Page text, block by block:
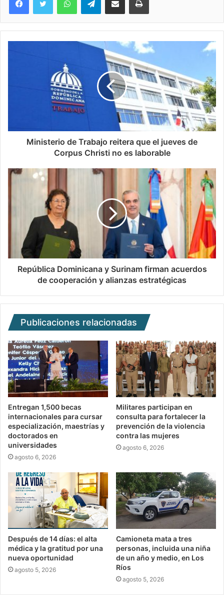
Ministerio de Trabajo reitera que el jueves de
Corpus Christi no es laborable
República Dominicana y Surinam firman acuerdos
de cooperación y alianzas estratégicas
Publicaciones relacionadas
Entregan 1,500 becas
internacionales para cursar
especialización, maestrías y
doctorados en
universidades
agosto 6, 2026
Militares participan en
consulta para fortalecer la
prevención de la violencia
contra las mujeres
agosto 6, 2026
Después de 14 días: el alta
médica y la gratitud por una
nueva oportunidad
agosto 5, 2026
Camioneta mata a tres
personas, incluida una niña
de un año y medio, en Los
Ríos
agosto 5, 2026